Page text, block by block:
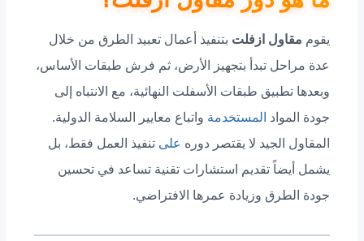
يقوم مقاول ازفلت بتنفيذ أعمال تعبيد الطرق من خلال
عدة مراحل تبدأ بتجهيز الأرض، ثم فرش طبقات الأساس،
وبعدها تطبيق طبقات الأسفلت النهائية، مع الانتباه إلى
جودة المواد المستخدمة واتباع معايير السلامة الدولية.
المقاول الجيد لا يقتصر دوره على تنفيذ العمل فقط، بل
يشمل أيضاً تقديم استشارات تقنية تساعد في تحسين
جودة الطرق وزيادة عمرها الافتراضي.